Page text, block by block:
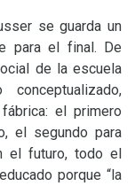
se guarda un
para el final. De
de la escuela
el primero
el segundo para
el futuro, todo el
porque “la